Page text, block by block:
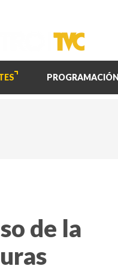
PROGRAMACIÓN
de la